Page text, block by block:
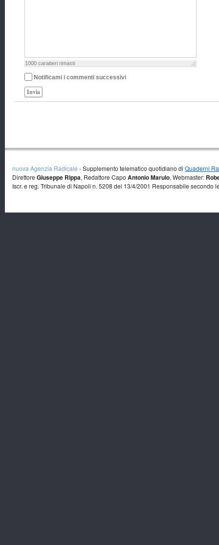
1000 caratteri rimasti
Notificami i commenti successivi
Invia
nuova Agenzia Radicale - Supplemento telematico quotidiano di Quaderni
Direttore Giuseppe Rippa, Redattore Capo Antonio Marulo, Webmaster:
Iscr. e reg. Tribunale di Napoli n. 5208 del 13/4/2001 Responsabile secondo